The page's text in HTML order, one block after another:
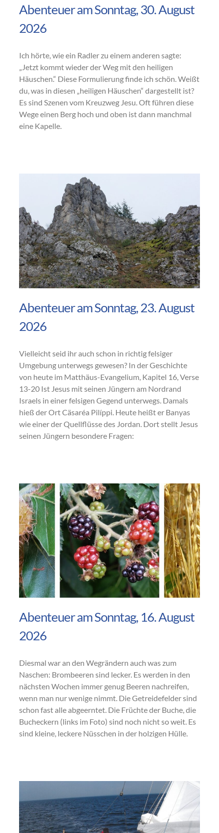
Abenteuer am Sonntag, 30. August
2026
Ich hörte, wie ein Radler zu einem anderen sagte:
„Jetzt kommt wieder der Weg mit den heiligen
Häuschen.“ Diese Formulierung finde ich schön. Weißt
du, was in diesen „heiligen Häuschen“ dargestellt ist?
Es sind Szenen vom Kreuzweg Jesu. Oft führen diese
Wege einen Berg hoch und oben ist dann manchmal
eine Kapelle.
Abenteuer am Sonntag, 23. August
2026
Vielleicht seid ihr auch schon in richtig felsiger
Umgebung unterwegs gewesen? In der Geschichte
von heute im Matthäus-Evangelium, Kapitel 16, Verse
13-20 Ist Jesus mit seinen Jüngern am Nordrand
Israels in einer felsigen Gegend unterwegs. Damals
hieß der Ort Cäsaréa Pilíppi. Heute heißt er Banyas
wie einer der Quellflüsse des Jordan. Dort stellt Jesus
seinen Jüngern besondere Fragen:
Abenteuer am Sonntag, 16. August
2026
Diesmal war an den Wegrändern auch was zum
Naschen: Brombeeren sind lecker. Es werden in den
nächsten Wochen immer genug Beeren nachreifen,
wenn man nur wenige nimmt. Die Getreidefelder sind
schon fast alle abgeerntet. Die Früchte der Buche, die
Bucheckern (links im Foto) sind noch nicht so weit. Es
sind kleine, leckere Nüsschen in der holzigen Hülle.